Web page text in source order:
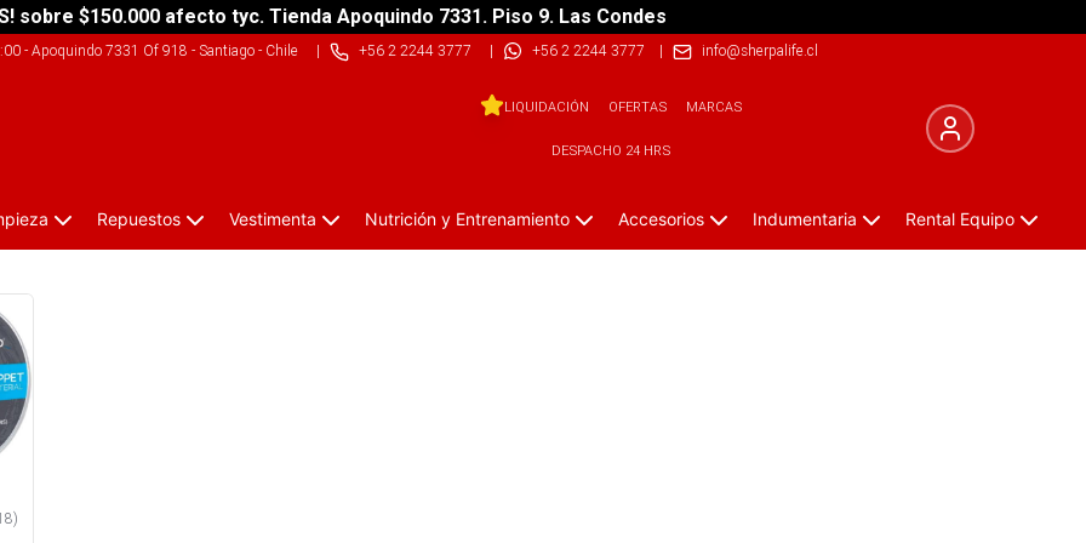
sobre $150.000 afecto tyc. Tienda Apoquindo 7331. Piso 9. Las Condes
- Apoquindo 7331 Of 918 - Santiago - Chile| +56 2 2244 3777 | +56 2 2244 3777 | info@sherpalife.cl
LIQUIDACIÓN OFERTAS MARCAS
DESPACHO 24 HRS
Repuestos Vestimenta Nutrición y Entrenamiento Accesorios Indumentaria Rental Equipo
)